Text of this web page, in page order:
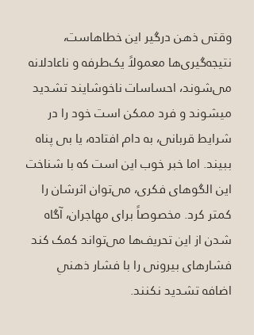
وقتی ذهن درگیر این خطاهاست،
نتیجه‌گیری‌ها معمولاً یک‌طرفه و ناعادلانه
می‌شوند، احساسات ناخوشایند تشدید
میشوند و فرد ممکن است خود را در
شرایط قربانی، به دام افتاده، یا بی پناه
ببیند. اما خبر خوب این است که با شناخت
این الگوهای فکری، می‌توان اثرشان را
کمتر کرد. مخصوصاً برای مهاجران، آگاه
شدن از این تحریف‌ها می‌تواند کمک کند
فشارهای بیرونی را با فشار ذهنیِ
اضافه تشدید نکنند.